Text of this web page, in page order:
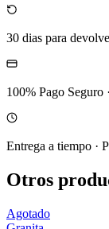
30 dias para
100% Pago Seguro ·
Entrega a tiempo ·
Otros
Agotado